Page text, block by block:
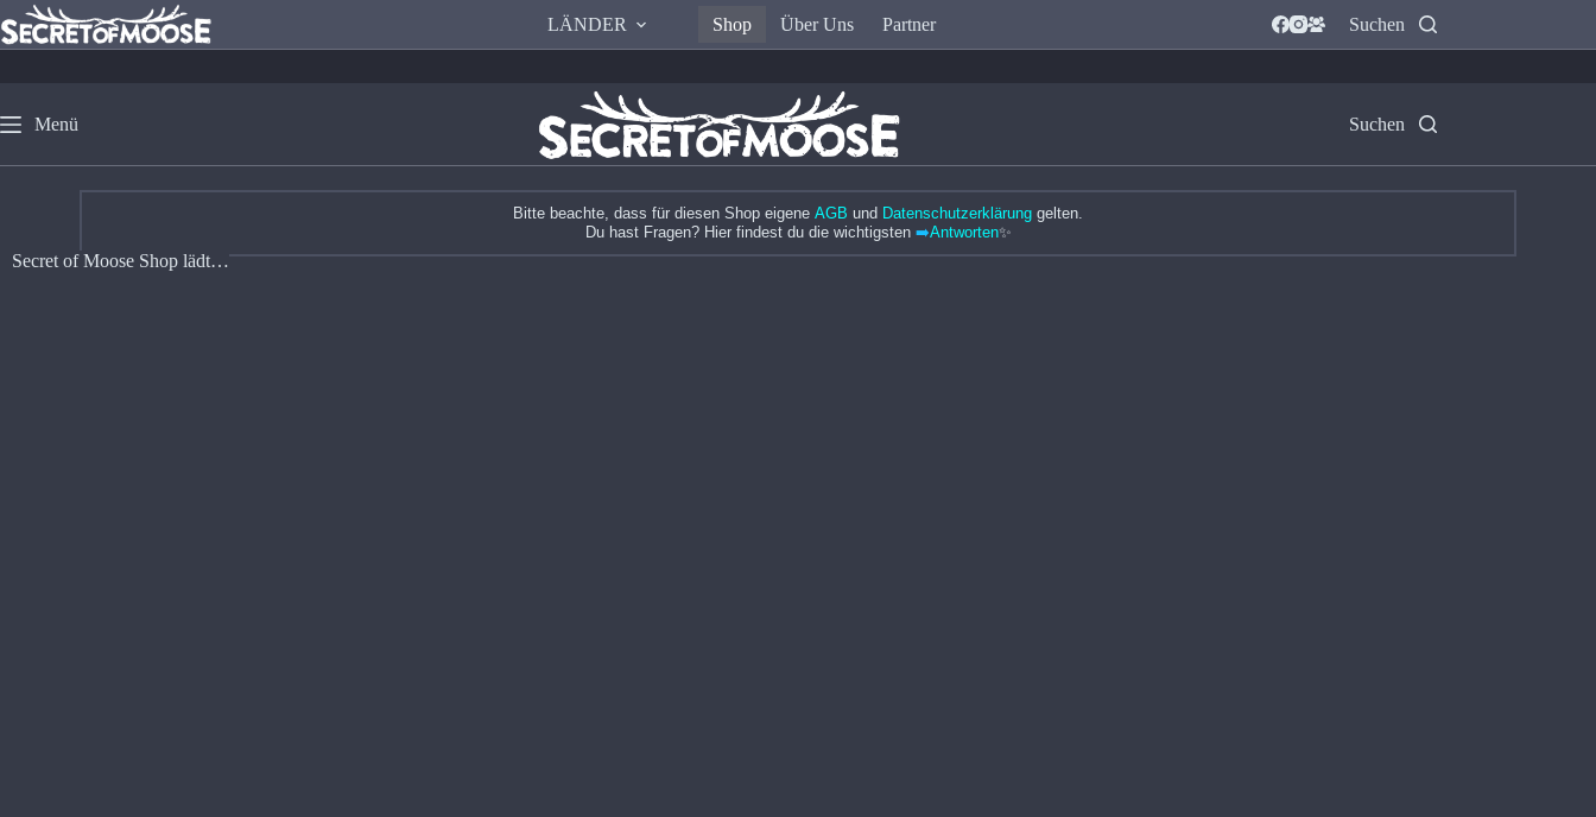
LÄNDER Shop Über Uns Partner Suchen
Menü Suchen
Bitte beachte, dass für diesen Shop eigene AGB und Datenschutzerklärung gelten.
Du hast Fragen? Hier findest du die wichtigsten ➡️Antworten✨
Secret of Moose Shop lädt…